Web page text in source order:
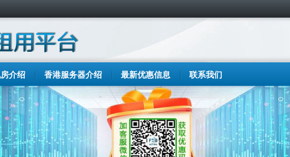
介绍 香港服务器介绍 最新优惠信息 联系我们